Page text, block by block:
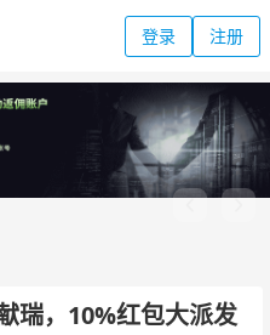
登录 注册
瑞，10%红包大派发